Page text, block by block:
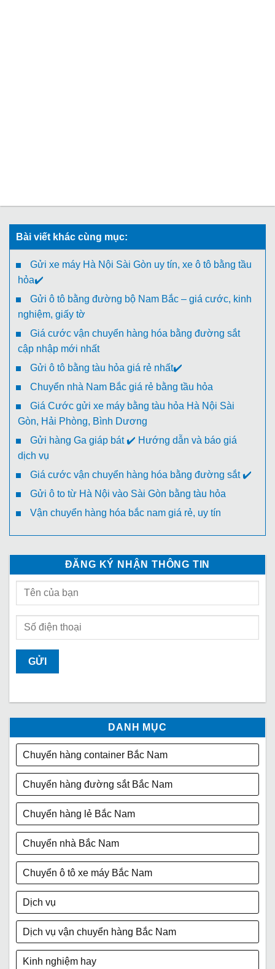
Bài viết khác cùng mục:
Gửi xe máy Hà Nội Sài Gòn uy tín, xe ô tô bằng tầu
hỏa✔️
Gửi ô tô bằng đường bộ Nam Bắc – giá cước, kinh
nghiệm, giấy tờ
Giá cước vận chuyển hàng hóa bằng đường sắt
cập nhập mới nhất
Gửi ô tô bằng tàu hỏa giá rẻ nhất✔️
Chuyển nhà Nam Bắc giá rẻ bằng tầu hỏa
Giá Cước gửi xe máy bằng tàu hỏa Hà Nội Sài
Gòn, Hải Phòng, Bình Dương
Gửi hàng Ga giáp bát ✔️ Hướng dẫn và báo giá
dịch vụ
Giá cước vận chuyển hàng hóa bằng đường sắt ✔️
Gửi ô to từ Hà Nội vào Sài Gòn bằng tàu hỏa
Vận chuyển hàng hóa bắc nam giá rẻ, uy tín
ĐĂNG KÝ NHẬN THÔNG TIN
DANH MỤC
Chuyển hàng container Bắc Nam
Chuyển hàng đường sắt Bắc Nam
Chuyển hàng lẻ Bắc Nam
Chuyển nhà Bắc Nam
Chuyển ô tô xe máy Bắc Nam
Dịch vụ
Dịch vụ vận chuyển hàng Bắc Nam
Kinh nghiệm hay